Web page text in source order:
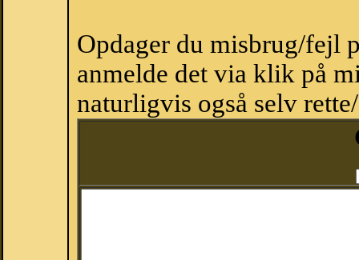
Opdager du misbrug/fejl
anmelde det via klik på
naturligvis også selv